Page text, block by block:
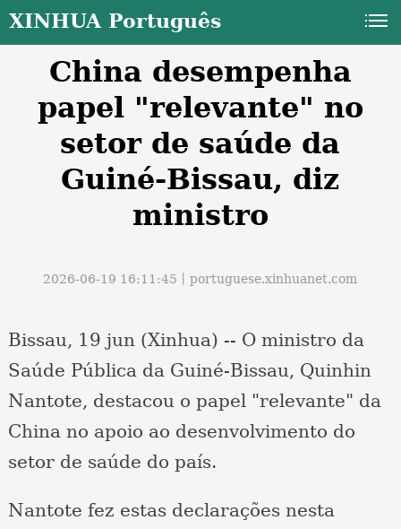
XINHUA Português
China desempenha
papel "relevante" no
setor de saúde da
Guiné-Bissau, diz
ministro
2026-06-19 16:11:45丨portuguese.xinhuanet.com
Bissau, 19 jun (Xinhua) -- O ministro da
Saúde Pública da Guiné-Bissau, Quinhin
Nantote, destacou o papel "relevante" da
China no apoio ao desenvolvimento do
setor de saúde do país.
Nantote fez estas declarações nesta